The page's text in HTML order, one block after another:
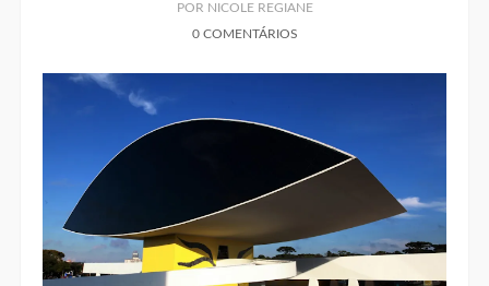
POR NICOLE REGIANE
0 COMENTÁRIOS